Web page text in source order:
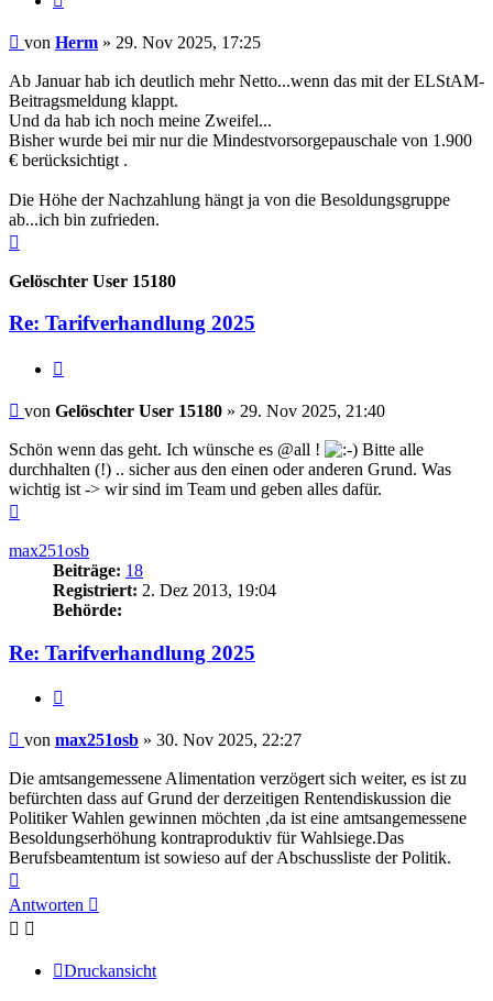
Beitrag
von Herm » 29. Nov 2025, 17:25
Ab Januar hab ich deutlich mehr Netto...wenn das mit der ELStAM-
Beitragsmeldung klappt.
Und da hab ich noch meine Zweifel...
Bisher wurde bei mir nur die Mindestvorsorgepauschale von 1.900
€ berücksichtigt .
Die Höhe der Nachzahlung hängt ja von die Besoldungsgruppe
ab...ich bin zufrieden.
Gelöschter User 15180
Re: Tarifverhandlung 2025
Beitrag
von Gelöschter User 15180 » 29. Nov 2025, 21:40
Schön wenn das geht. Ich wünsche es @all !
Bitte alle
durchhalten (!) .. sicher aus den einen oder anderen Grund. Was
wichtig ist -> wir sind im Team und geben alles dafür.
max251osb
Beiträge: 18
Registriert: 2. Dez 2013, 19:04
Behörde:
Re: Tarifverhandlung 2025
Beitrag
von max251osb » 30. Nov 2025, 22:27
Die amtsangemessene Alimentation verzögert sich weiter, es ist zu
befürchten dass auf Grund der derzeitigen Rentendiskussion die
Politiker Wahlen gewinnen möchten ,da ist eine amtsangemessene
Besoldungserhöhung kontraproduktiv für Wahlsiege.Das
Berufsbeamtentum ist sowieso auf der Abschussliste der Politik.
oben
Antworten
Druckansicht